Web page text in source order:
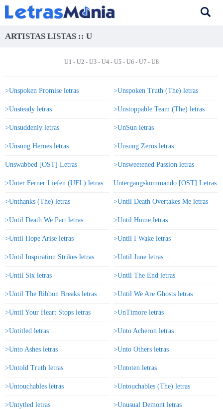
ARTISTAS LISTAS :: U
U1 - U2 - U3 - U4 - U5 - U6 - U7 - U8
>Unspoken Promise letras >Unspoken Truth (The) letras
>Unsteady letras >Unstoppable Team (The) letras
>Unsuddenly letras >UnSun letras
>Unsung Heroes letras >Unsung Zeros letras
Unswabbed [OST] Letras >Unsweetened Passion letras
>Unter Ferner Liefen (UFL) letras Untergangskommando [OST] Letras
>Unthanks (The) letras >Until Death Overtakes Me letras
>Until Death We Part letras >Until Home letras
>Until Hope Arise letras >Until I Wake letras
>Until Inspiration Strikes letras >Until June letras
>Until Six letras >Until The End letras
>Until The Ribbon Breaks letras >Until We Are Ghosts letras
>Until Your Heart Stops letras >UnTimore letras
>Untitled letras >Unto Acheron letras
>Unto Ashes letras >Unto Others letras
>Untold Truth letras >Untoten letras
>Untouchables letras >Untouchables (The) letras
>Untytled letras >Unusual Demont letras